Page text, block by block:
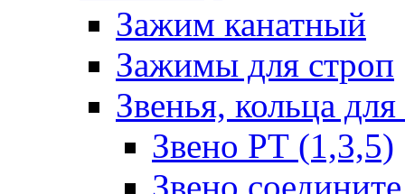
Зажим канатный
Зажимы для строп
Звенья, кольца
Звено РТ (1,3,5)
Звено